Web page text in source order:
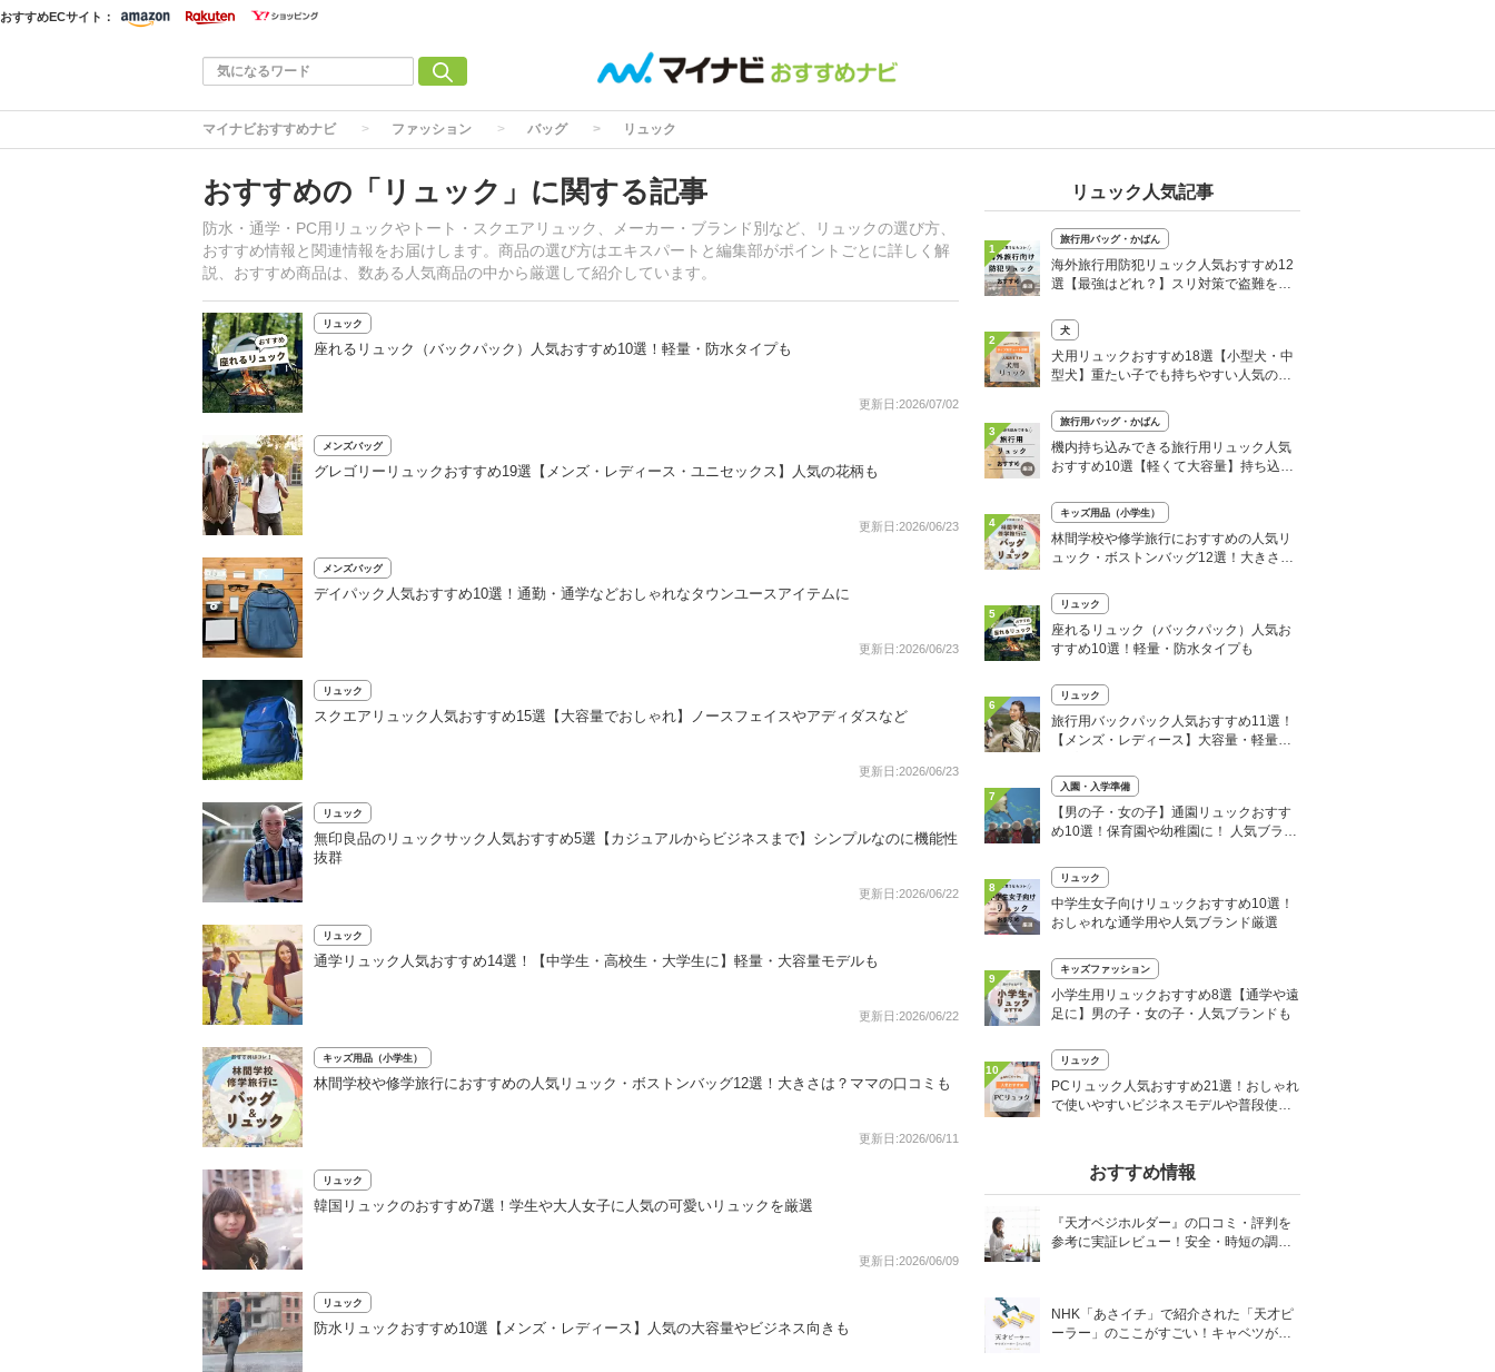
おすすめECサイト：
マイナビおすすめナビ ファッション バッグ リュック
おすすめの「リュック」に関する記事
防水・通学・PC用リュックやトート・スクエアリュック、メーカー・ブランド別など、リュックの選び方、
おすすめ情報と関連情報をお届けします。商品の選び方はエキスパートと編集部がポイントごとに詳しく解
説、おすすめ商品は、数ある人気商品の中から厳選して紹介しています。
リュック
座れるリュック（バックパック）人気おすすめ10選！軽量・防水タイプも
更新日:2026/07/02
メンズバッグ
グレゴリーリュックおすすめ19選【メンズ・レディース・ユニセックス】人気の花柄も
更新日:2026/06/23
メンズバッグ
デイパック人気おすすめ10選！通勤・通学などおしゃれなタウンユースアイテムに
更新日:2026/06/23
リュック
スクエアリュック人気おすすめ15選【大容量でおしゃれ】ノースフェイスやアディダスなど
更新日:2026/06/23
リュック
無印良品のリュックサック人気おすすめ5選【カジュアルからビジネスまで】シンプルなのに機能性
抜群
更新日:2026/06/22
リュック
通学リュック人気おすすめ14選！【中学生・高校生・大学生に】軽量・大容量モデルも
更新日:2026/06/22
キッズ用品（小学生）
林間学校や修学旅行におすすめの人気リュック・ボストンバッグ12選！大きさは？ママの口コミも
更新日:2026/06/11
リュック
韓国リュックのおすすめ7選！学生や大人女子に人気の可愛いリュックを厳選
更新日:2026/06/09
リュック
防水リュックおすすめ10選【メンズ・レディース】人気の大容量やビジネス向きも
リュック人気記事
1
旅行用バッグ・かばん
海外旅行用防犯リュック人気おすすめ12
選【最強はどれ？】スリ対策で盗難を防
2
犬
犬用リュックおすすめ18選【小型犬・中
型犬】重たい子でも持ちやすい人気のキ
3
旅行用バッグ・かばん
機内持ち込みできる旅行用リュック人気
おすすめ10選【軽くて大容量】持ち込み
4
キッズ用品（小学生）
林間学校や修学旅行におすすめの人気リ
ュック・ボストンバッグ12選！大きさ
5
リュック
座れるリュック（バックパック）人気お
すすめ10選！軽量・防水タイプも
6
リュック
旅行用バックパック人気おすすめ11選！
【メンズ・レディース】大容量・軽量タ
7
入園・入学準備
【男の子・女の子】通園リュックおすす
め10選！保育園や幼稚園に！ 人気ブラン
8
リュック
中学生女子向けリュックおすすめ10選！
おしゃれな通学用や人気ブランド厳選
9
キッズファッション
小学生用リュックおすすめ8選【通学や遠
足に】男の子・女の子・人気ブランドも
10
リュック
PCリュック人気おすすめ21選！おしゃれ
で使いやすいビジネスモデルや普段使い
おすすめ情報
『天才ベジホルダー』の口コミ・評判を
参考に実証レビュー！安全・時短の調理
NHK「あさイチ」で紹介された「天才ピ
ーラー」のここがすごい！キャベツがほ